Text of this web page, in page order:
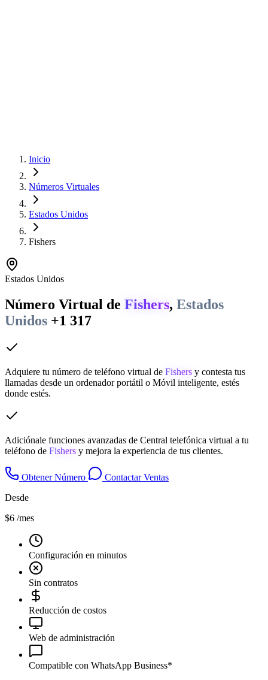
Inicio
Números Virtuales
Estados Unidos
Fishers
Estados Unidos
Número Virtual de Fishers, Estados
Unidos +1 317
Adquiere tu número de teléfono virtual de Fishers y contesta tus
llamadas desde un ordenador portátil o Móvil inteligente, estés
donde estés.
Adiciónale funciones avanzadas de Central telefónica virtual a tu
teléfono de Fishers y mejora la experiencia de tus clientes.
Obtener Número
Contactar Ventas
Desde
$6 /mes
Configuración en minutos
Sin contratos
Reducción de costos
Web de administración
Compatible con WhatsApp Business*